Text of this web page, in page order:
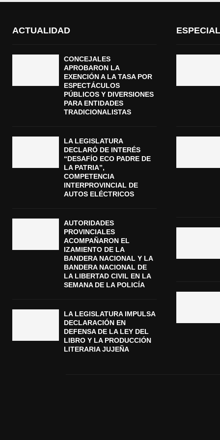
ACTUALIDAD
CONCEJALES
APROBARON LA
EXENCIÓN A LA TASA POR
ESPECTÁCULOS
PÚBLICOS Y DIVERSIONES
PARA ENTIDADES
TRADICIONALISTAS
LA LEGISLATURA
DECLARÓ DE INTERÉS
“DESAFÍO ECO PADRE DE
LA PATRIA”,
COMPETENCIA
INTERPROVINCIAL DE
AUTOS ELÉCTRICOS
AUTORIDADES
PROVINCIALES
ACOMPAÑARON EL
IZAMIENTO DE LA
BANDERA NACIONAL Y LA
BANDERA NACIONAL DE
LA LIBERTAD CIVIL EN LA
SEMANA DE LA POLICÍA
LA LEGISLATURA IMPULSA
DECLARACIÓN EN
DEFENSA DE LA LEY DEL
LIBRO Y LA PRODUCCIÓN
LITERARIA JUJEÑA